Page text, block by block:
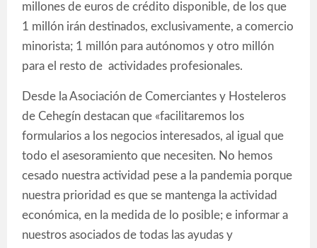
millones de euros de crédito disponible, de los que
1 millón irán destinados, exclusivamente, a comercio
minorista; 1 millón para autónomos y otro millón
para el resto de actividades profesionales.
Desde la Asociación de Comerciantes y Hosteleros
de Cehegín destacan que «facilitaremos los
formularios a los negocios interesados, al igual que
todo el asesoramiento que necesiten. No hemos
cesado nuestra actividad pese a la pandemia porque
nuestra prioridad es que se mantenga la actividad
económica, en la medida de lo posible; e informar a
nuestros asociados de todas las ayudas y